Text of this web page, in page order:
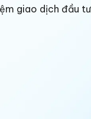
giao dịch đầu